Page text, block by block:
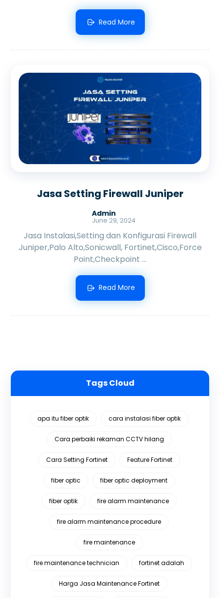
Read More
Jasa Setting Firewall Juniper
Admin
June 29, 2024
Jasa Instalasi,Setting dan Konfigurasi Firewall
Juniper,Palo Alto,Sonicwall, Fortinet,Cisco,Force
Point,Checkpoint ...
Read More
Tags Cloud
apa itu fiber optik cara instalasi fiber optik
Cara perbaiki rekaman CCTV hilang
Cara Setting Fortinet Feature Fortinet
fiber optic fiber optic deployment
fiber optik fire alarm maintenance
fire alarm maintenance procedure
fire maintenance
fire maintenance technician fortinet adalah
Harga Jasa Maintenance Fortinet